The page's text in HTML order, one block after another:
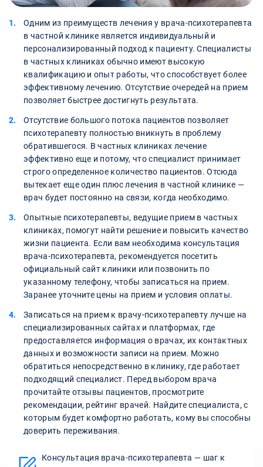
Одним из преимуществ лечения у врача-психотерапевта
в частной клинике является индивидуальный и
персонализированный подход к пациенту. Специалисты
в частных клиниках обычно имеют высокую
квалификацию и опыт работы, что способствует более
эффективному лечению. Отсутствие очередей на прием
позволяет быстрее достигнуть результата.
Отсутствие большого потока пациентов позволяет
психотерапевту полностью вникнуть в проблему
обратившегося. В частных клиниках лечение
эффективно еще и потому, что специалист принимает
строго определенное количество пациентов. Отсюда
вытекает еще один плюс лечения в частной клинике —
врач будет постоянно на связи, когда необходимо.
Опытные психотерапевты, ведущие прием в частных
клиниках, помогут найти решение и повысить качество
жизни пациента. Если вам необходима консультация
врача-психотерапевта, рекомендуется посетить
официальный сайт клиники или позвонить по
указанному телефону, чтобы записаться на прием.
Заранее уточните цены на прием и условия оплаты.
Записаться на прием к врачу-психотерапевту лучше на
специализированных сайтах и платформах, где
предоставляется информация о врачах, их контактных
данных и возможности записи на прием. Можно
обратиться непосредственно в клинику, где работает
подходящий специалист. Перед выбором врача
прочитайте отзывы пациентов, просмотрите
рекомендации, рейтинг врачей. Найдите специалиста, с
которым будет комфортно работать, кому вы способны
доверить переживания.
Консультация врача-психотерапевта — шаг к